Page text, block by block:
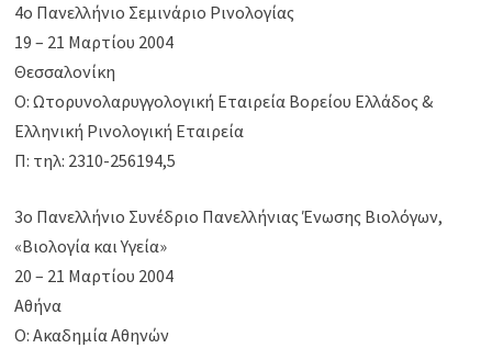
4ο Πανελλήνιο Σεμινάριο Ρινολογίας
19 – 21 Μαρτίου 2004
Θεσσαλονίκη
Ο: Ωτορυνολαρυγγολογική Εταιρεία Βορείου Ελλάδος &
Ελληνική Ρινολογική Εταιρεία
Π: τηλ: 2310-256194,5
3ο Πανελλήνιο Συνέδριο Πανελλήνιας Ένωσης Βιολόγων,
«Βιολογία και Υγεία»
20 – 21 Μαρτίου 2004
Αθήνα
Ο: Ακαδημία Αθηνών